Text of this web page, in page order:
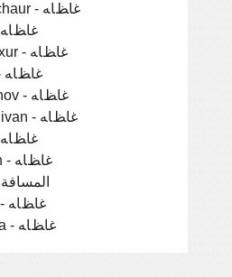
المسافة Mingelchaur - ﻏﺎﻆﺎﻪ
المسافة Saatli - ﻏﺎﻆﺎﻪ
المسافة Qaracuxur - ﻏﺎﻆﺎﻪ
المسافة Şirvan - ﻏﺎﻆﺎﻪ
المسافة Bakixanov - ﻏﺎﻆﺎﻪ
المسافة Nakhchivan - ﻏﺎﻆﺎﻪ
المسافة Sheki - ﻏﺎﻆﺎﻪ
المسافة Yevlakh - ﻏﺎﻆﺎﻪ
المسافة Bilajari - ﻏﺎﻆﺎﻪ
المسافة Mastaga - ﻏﺎﻆﺎﻪ